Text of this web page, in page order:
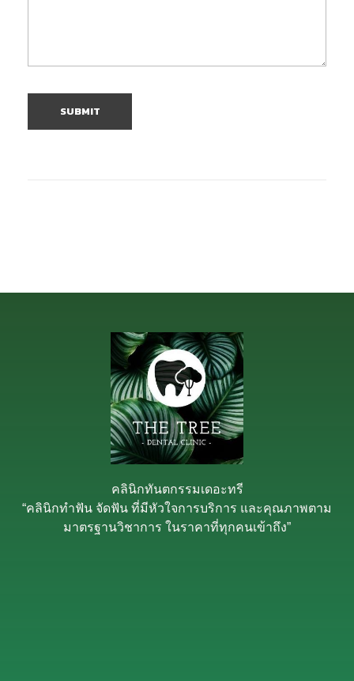
คลินิกทันตกรรมเดอะทรี
“คลินิกทำฟัน จัดฟัน ที่มีหัวใจการบริการ และคุณภาพตาม
มาตรฐานวิชาการ ในราคาที่ทุกคนเข้าถึง”